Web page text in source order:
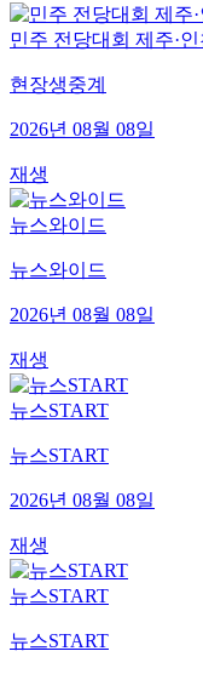
민주 전당대회 제주·
현장생중계
2026년 08월 08일
재생
뉴스와이드
뉴스와이드
2026년 08월 08일
재생
뉴스START
뉴스START
2026년 08월 08일
재생
뉴스START
뉴스START